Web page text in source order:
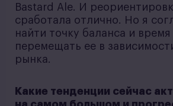
Bastard Ale. И
сработала отлично. Но я
найти точку баланса и
перемещать ее в
рынка.
Какие тенденции сейчас